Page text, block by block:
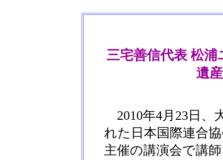
三宅善信代表 松
遺
2010年4月23日、
れた日本国際連合
主催の講演会で講